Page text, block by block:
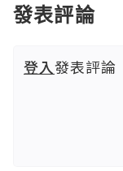
發表評論
登入發表評論